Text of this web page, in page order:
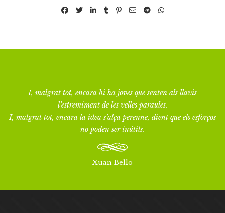
I, malgrat tot, encara hi ha joves que senten als llavis
l’estremiment de les velles paraules.
I, malgrat tot, encara la idea s’alça perenne, dient que els esforços
no poden ser inútils.
Xuan Bello